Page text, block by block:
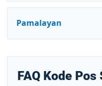
Pamalayan
FAQ Kode